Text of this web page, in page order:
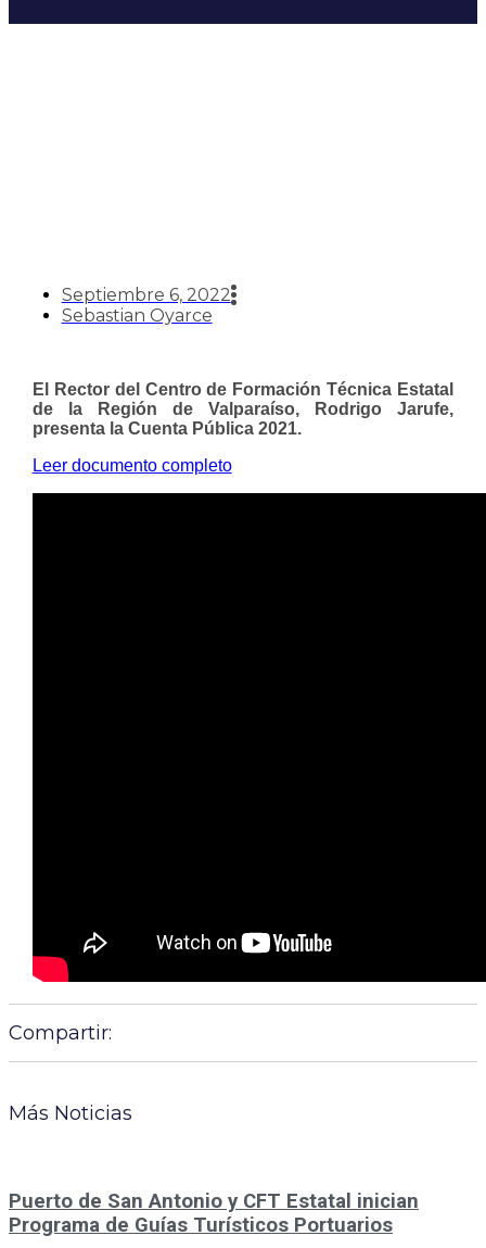
Septiembre 6, 2022
Sebastian Oyarce
El Rector del Centro de Formación Técnica Estatal
de la Región de Valparaíso, Rodrigo Jarufe,
presenta la Cuenta Pública 2021.
Leer documento completo
Compartir:
Más Noticias
Puerto de San Antonio y CFT Estatal inician
Programa de Guías Turísticos Portuarios